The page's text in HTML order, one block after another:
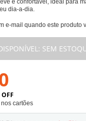
dia-a-dia.
e-mail quando este produto
SEM
cartões